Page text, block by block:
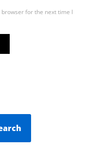
for the next time I